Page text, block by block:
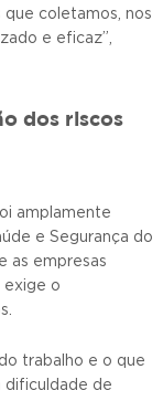
que coletamos, nos
e eficaz”,
dos riscos
amplamente
e Segurança do
as empresas
exige o
trabalho e o que
dificuldade de